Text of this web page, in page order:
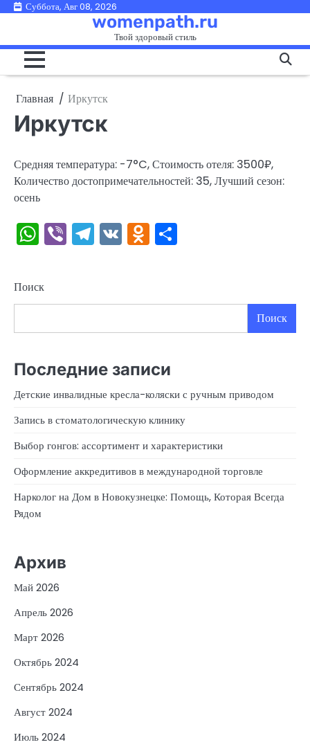
ПерейтиСуббота, Авг 08, 2026
womenpath.ru
Твой здоровый стиль
Главная Иркутск
Иркутск
Средняя температура: -7°C, Стоимость отеля: 3500₽,
Количество достопримечательностей: 35, Лучший сезон:
осень
WhatsApp
ViberTelegram
VKOdnoklassniki
Поиск
Поиск
Последние записи
Детские инвалидные кресла-коляски с ручным приводом
Запись в стоматологическую клинику
Выбор гонгов: ассортимент и характеристики
Оформление аккредитивов в международной торговле
Нарколог на Дом в Новокузнецке: Помощь, Которая Всегда
Рядом
Архив
Май 2026
Апрель 2026
Март 2026
Октябрь 2024
Сентябрь 2024
Август 2024
Июль 2024